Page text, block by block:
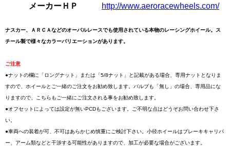
メーカーＨＰ
http://www.aeroracewheels.com/
ナスカー、ＡＲＣＡなどのオーバルレースでも使用されている本物のレーシングホイール。ス
チール製で様々なカラーバリエーションがあります。
ご注意
●ナットの欄に「ロングナット」または「5/8ナット」と記載がある場合、専用ナットとなりま
すので、ホイールとご一緒のご注文をお勧め致します。バルブも「無し」の場合、専用品にな
りますので、こちらもご一緒にご注文される事をお勧め致します。
●オフセットによっては設定が無いPCDもございます。ご不明な点はどうぞお問い合わせ下さ
い。
●車両への装着が可、不可はあらかじめ慎重にご検討下さい。小径ホイールはブレーキキャリパ
ー、アーム類などと干渉する可能性がありますので、加工が必要な場合がございます。